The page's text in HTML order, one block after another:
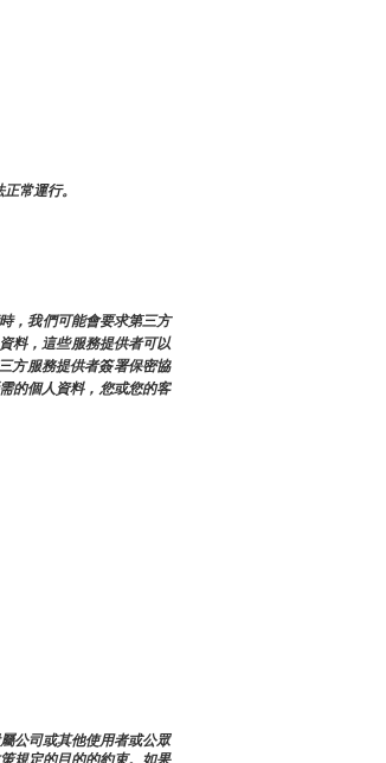
常運行。
，我們可能會要求第三方
料，這些服務提供者可以
方服務提供者簽署保密協
的個人資料，您或您的客
公司或其他使用者或公眾
規定的目的的約束。如果